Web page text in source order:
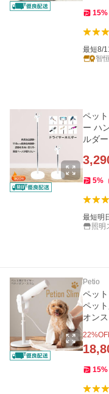
15%
最短8/
智
ペッ
ー ハ
ルダ
5% （
最短明
照明
Petio
ペッ
ペッ
オン
22
15%